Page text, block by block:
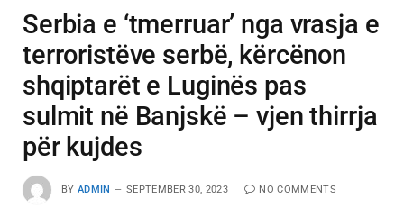
Serbia e ‘tmerruar’ nga vrasja e
terroristëve serbë, kërcënon
shqiptarët e Luginës pas
sulmit në Banjskë – vjen thirrja
për kujdes
BY ADMIN SEPTEMBER 30, 2023 NO COMMENTS